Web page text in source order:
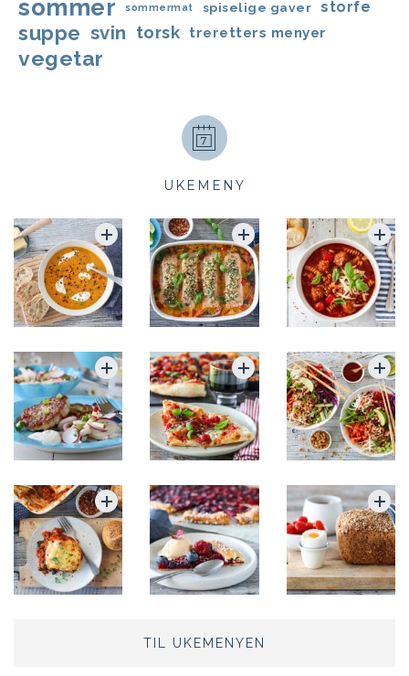
sommer sommermat spiselige gaver storfe
suppe svin torsk treretters menyer
vegetar
UKEMENY
TIL UKEMENYEN